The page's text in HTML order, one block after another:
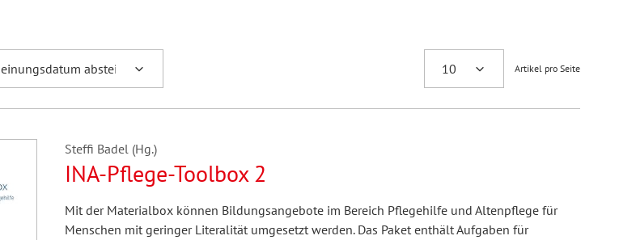
Artikel pro Seite
Steffi Badel (Hg.)
INA-Pflege-Toolbox 2
Mit der Materialbox können Bildungsangebote im Bereich Pflegehilfe und Altenpflege für
Menschen mit geringer Literalität umgesetzt werden. Das Paket enthält Aufgaben für